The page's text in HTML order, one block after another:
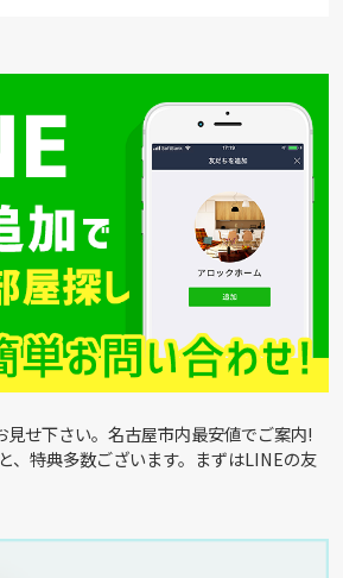
せ下さい。名古屋市内最安値でご案内!
、特典多数ございます。まずはLINEの友